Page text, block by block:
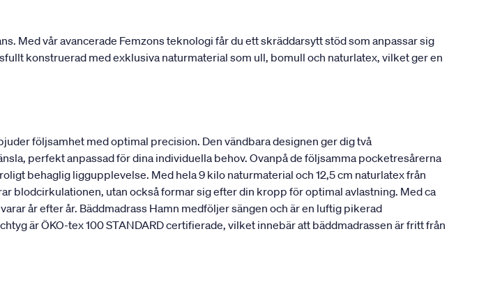
Med vår avancerade Femzons teknologi får du ett skräddarsytt stöd som anpassar sig
konstruerad med exklusiva naturmaterial som ull, bomull och naturlatex, vilket ger en
följsamhet med optimal precision. Den vändbara designen ger dig två
perfekt anpassad för dina individuella behov. Ovanpå de följsamma pocketresårerna
behaglig liggupplevelse. Med hela 9 kilo naturmaterial och 12,5 cm naturlatex från
blodcirkulationen, utan också formar sig efter din kropp för optimal avlastning. Med ca
år efter år. Bäddmadrass Hamn medföljer sängen och är en luftig pikerad
är ÖKO-tex 100 STANDARD certifierade, vilket innebär att bäddmadrassen är fritt från